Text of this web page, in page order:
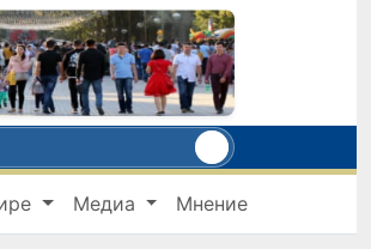
Медиа Мнение